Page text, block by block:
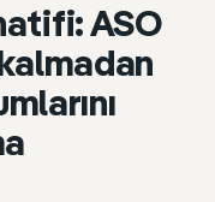
ASO
kalmadan